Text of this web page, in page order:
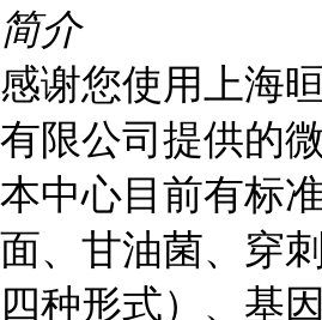
简介
感谢您使用上海
有限公司提供的
本中心目前有标
面、甘油菌、穿
四种形式）、基